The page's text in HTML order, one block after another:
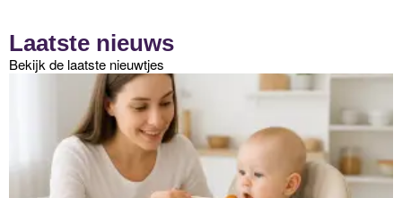
Laatste nieuws
Bekijk de laatste nieuwtjes